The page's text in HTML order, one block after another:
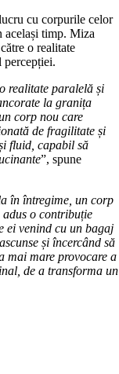
cu corpurile celor
același timp. Miza
o realitate
realitate paralelă și
la granița
corp nou care
de fragilitate și
fluid, capabil să
”, spune
în întregime, un corp
o contribuție
ei venind cu un bagaj
și încercând să
mai mare provocare a
de a transforma un